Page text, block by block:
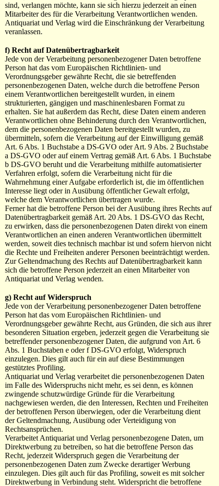
sind, verlangen möchte, kann sie sich hierzu jederzeit an einen
Mitarbeiter des für die Verarbeitung Verantwortlichen wenden.
Antiquariat und Verlag wird die Einschränkung der Verarbeitung
veranlassen.
f) Recht auf Datenübertragbarkeit
Jede von der Verarbeitung personenbezogener Daten betroffene
Person hat das vom Europäischen Richtlinien- und
Verordnungsgeber gewährte Recht, die sie betreffenden
personenbezogenen Daten, welche durch die betroffene Person
einem Verantwortlichen bereitgestellt wurden, in einem
strukturierten, gängigen und maschinenlesbaren Format zu
erhalten. Sie hat außerdem das Recht, diese Daten einem anderen
Verantwortlichen ohne Behinderung durch den Verantwortlichen,
dem die personenbezogenen Daten bereitgestellt wurden, zu
übermitteln, sofern die Verarbeitung auf der Einwilligung gemäß
Art. 6 Abs. 1 Buchstabe a DS-GVO oder Art. 9 Abs. 2 Buchstabe
a DS-GVO oder auf einem Vertrag gemäß Art. 6 Abs. 1 Buchstabe
b DS-GVO beruht und die Verarbeitung mithilfe automatisierter
Verfahren erfolgt, sofern die Verarbeitung nicht für die
Wahrnehmung einer Aufgabe erforderlich ist, die im öffentlichen
Interesse liegt oder in Ausübung öffentlicher Gewalt erfolgt,
welche dem Verantwortlichen übertragen wurde.
Ferner hat die betroffene Person bei der Ausübung ihres Rechts auf
Datenübertragbarkeit gemäß Art. 20 Abs. 1 DS-GVO das Recht,
zu erwirken, dass die personenbezogenen Daten direkt von einem
Verantwortlichen an einen anderen Verantwortlichen übermittelt
werden, soweit dies technisch machbar ist und sofern hiervon nicht
die Rechte und Freiheiten anderer Personen beeinträchtigt werden.
Zur Geltendmachung des Rechts auf Datenübertragbarkeit kann
sich die betroffene Person jederzeit an einen Mitarbeiter von
Antiquariat und Verlag wenden.
g) Recht auf Widerspruch
Jede von der Verarbeitung personenbezogener Daten betroffene
Person hat das vom Europäischen Richtlinien- und
Verordnungsgeber gewährte Recht, aus Gründen, die sich aus ihrer
besonderen Situation ergeben, jederzeit gegen die Verarbeitung sie
betreffender personenbezogener Daten, die aufgrund von Art. 6
Abs. 1 Buchstaben e oder f DS-GVO erfolgt, Widerspruch
einzulegen. Dies gilt auch für ein auf diese Bestimmungen
gestütztes Profiling.
Antiquariat und Verlag verarbeitet die personenbezogenen Daten
im Falle des Widerspruchs nicht mehr, es sei denn, es können
zwingende schutzwürdige Gründe für die Verarbeitung
nachgewiesen werden, die den Interessen, Rechten und Freiheiten
der betroffenen Person überwiegen, oder die Verarbeitung dient
der Geltendmachung, Ausübung oder Verteidigung von
Rechtsansprüchen.
Verarbeitet Antiquariat und Verlag personenbezogene Daten, um
Direktwerbung zu betreiben, so hat die betroffene Person das
Recht, jederzeit Widerspruch gegen die Verarbeitung der
personenbezogenen Daten zum Zwecke derartiger Werbung
einzulegen. Dies gilt auch für das Profiling, soweit es mit solcher
Direktwerbung in Verbindung steht. Widerspricht die betroffene